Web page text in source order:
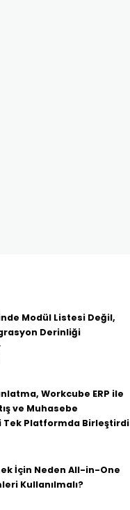
Modül Listesi Değil,
Derinliği
Workcube ERP ile
ve Muhasebe
Tek Platformda Birleştirdi
İçin Neden All-in-One
Kullanılmalı?